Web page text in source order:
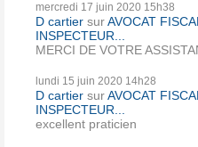
mercredi 17 juin 2020 15h38
D cartier surAVOCAT
INSPECTEUR...
MERCI DE VOTRE
lundi 15 juin 2020 14h28
D cartier surAVOCAT
INSPECTEUR...
excellent praticien